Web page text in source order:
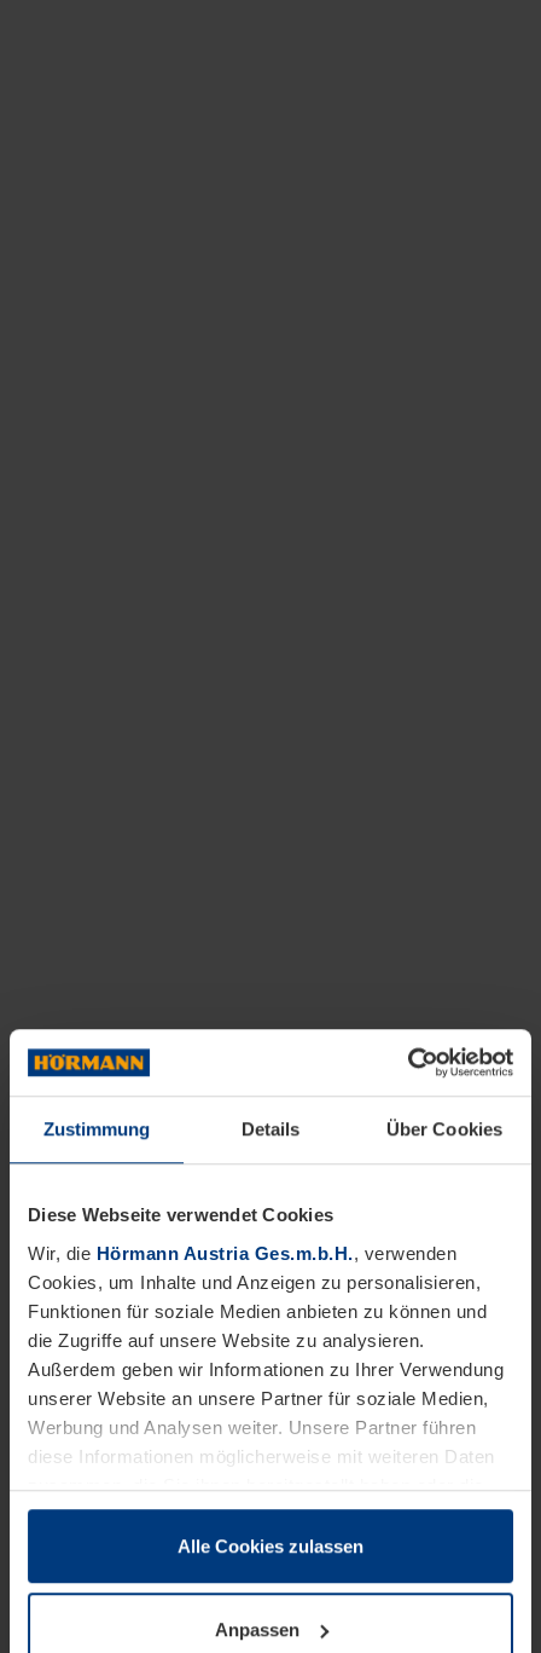
Zustimmung Details Über Cookies
Diese Webseite verwendet Cookies
Wir, die Hörmann Austria Ges.m.b.H., verwenden
Cookies, um Inhalte und Anzeigen zu personalisieren,
Funktionen für soziale Medien anbieten zu können und
die Zugriffe auf unsere Website zu analysieren.
Außerdem geben wir Informationen zu Ihrer Verwendung
unserer Website an unsere Partner für soziale Medien,
Werbung und Analysen weiter. Unsere Partner führen
diese Informationen möglicherweise mit weiteren Daten
zusammen, die Sie ihnen bereitgestellt haben oder die
sie im Rahmen Ihrer Nutzung der Dienste gesammelt
wenn diese für den Betrieb dieser Seite unbedingt
notwendig sind. Für alle anderen Cookie-Typen benötigen
Alle Cookies zulassen
Anpassen